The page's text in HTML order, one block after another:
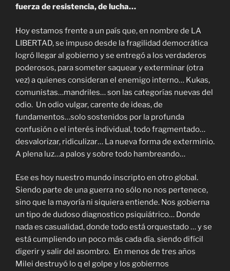
fuerza de resistencia, de lucha…
Hoy estamos frente a un país que, en nombre de LA
LIBERTAD, se impuso desde la fragilidad democrática
logró llegar al gobierno y se entregó a los verdaderos
poderosos, para someter saquear y exterminar (otra
vez) a quienes consideran el enemigo interno… Kukas,
comunistas…mandriles… son las categorías nuevas del
odio. Un odio vulgar, carente de ideas, de
fundamentos…solo sostenidos por la profunda
confusión o el interés individual, todo fragmentado…
desvalorizar, ridiculizar… La nueva forma de exterminio.
A plena luz…a palos y sobre todo hambreando…
Ese es hoy nuestro mundo inscripto en otro global.
Siendo parte de una guerra no sólo no nos pertenece,
sino que la mayoría ni siquiera entiende. Nos gobierna
un tipo de dudoso diagnostico psiquiátrico… Donde
nada es casualidad, donde todo está orquestado … y se
está cumpliendo un poco más cada día. siendo difícil
digerir y salir del asombro. En menos de tres años
Milei destruyó lo q el golpe y los gobiernos